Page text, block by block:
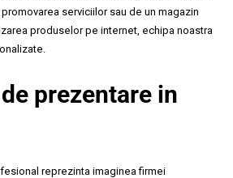
serviciilor sau de un magazin
produselor pe internet, echipa noastra
prezentare in
reprezinta imaginea firmei